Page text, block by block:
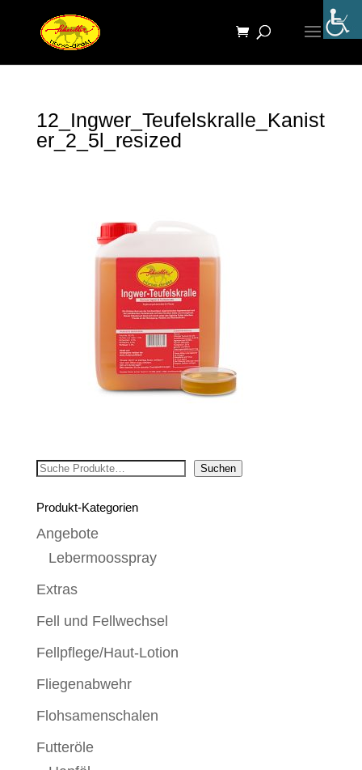
12_Ingwer_Teufelskralle_Kanist
er_2_5l_resized
Suchen Suchen
Produkt-Kategorien
Angebote
Lebermoosspray
Extras
Fell und Fellwechsel
Fellpflege/Haut-Lotion
Fliegenabwehr
Flohsamenschalen
Futteröle